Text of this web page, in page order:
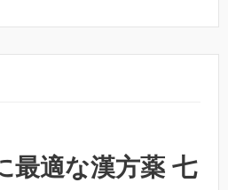
最適な漢方薬 七